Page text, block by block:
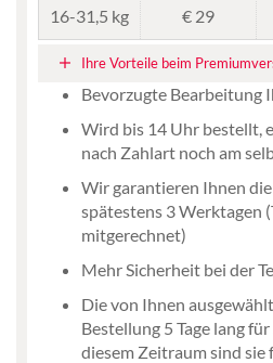
16-31,5 kg € 29
Ihre Vorteile beim
Bevorzugte Bearbeitung
Wird bis 14 Uhr bestellt,
nach Zahlart noch am
Wir garantieren Ihnen
spätestens 3 Werktagen
mitgerechnet)
Mehr Sicherheit bei der
Die von Ihnen
Bestellung 5 Tage lang
diesem Zeitraum sind sie